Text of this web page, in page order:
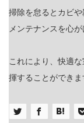
掃除を怠るとカビ
メンテナンスを心が
これにより、快適
揮することができま